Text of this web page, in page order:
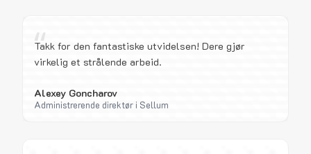
“
Takk for den fantastiske utvidelsen! Dere gjør
virkelig et strålende arbeid.
Alexey Goncharov
Administrerende direktør i Sellum